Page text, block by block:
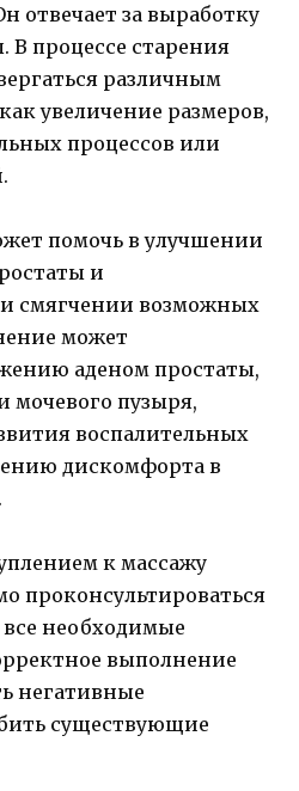
отвечает за выработку
процессе старения
различным
увеличение размеров,
процессов или
помочь в улучшении
и
смягчении возможных
может
аденом простаты,
пузыря,
воспалительных
дискомфорта в
к массажу
проконсультироваться
необходимые
выполнение
негативные
существующие